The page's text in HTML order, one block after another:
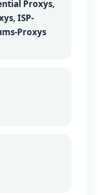
Proxys,
ISP-
Proxys